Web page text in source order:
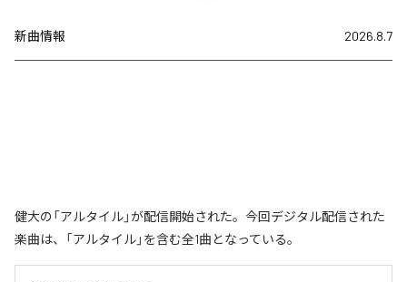
新曲情報 2026.8.7
健大の「アルタイル」が配信開始された。今回デジタル配信された
楽曲は、「アルタイル」を含む全1曲となっている。